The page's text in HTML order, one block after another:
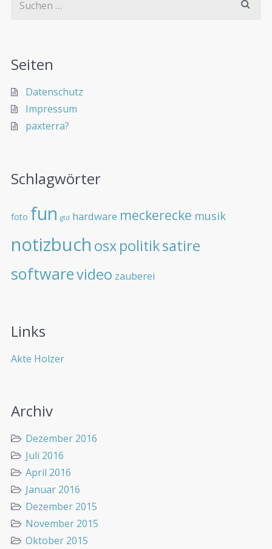
Seiten
Datenschutz
Impressum
paxterra?
Schlagwörter
foto fun gtd hardware meckerecke musik
notizbuch osxpolitiksatire
softwarevideo zauberei
Links
Akte Holzer
Archiv
Dezember 2016
Juli 2016
April 2016
Januar 2016
Dezember 2015
November 2015
Oktober 2015